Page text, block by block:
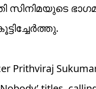
സിനിമയുടെ
Prithviraj